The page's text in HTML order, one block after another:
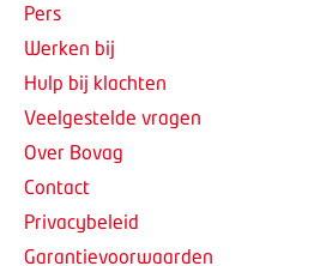
Pers
Werken bij
Hulp bij klachten
Veelgestelde vragen
Over Bovag
Contact
Privacybeleid
Garantievoorwaarden